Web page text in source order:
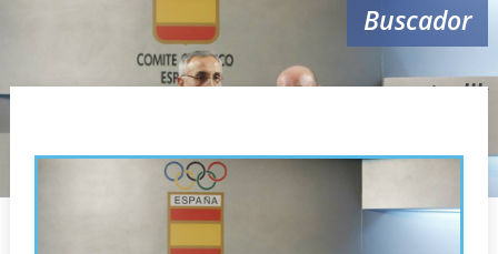
▼
Valencia en deporte ▼
Buscador
estarlik